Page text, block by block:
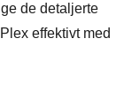
de detaljerte
effektivt med